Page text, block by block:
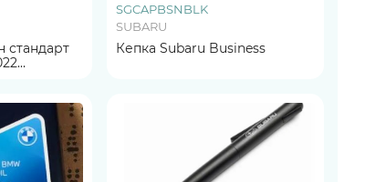
стандарт
SGCAPBSNBLK
SUBARU
Кепка Subaru Business